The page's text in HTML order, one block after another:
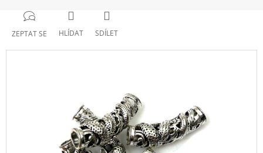
ZEPTAT SE HLÍDAT SDÍLET